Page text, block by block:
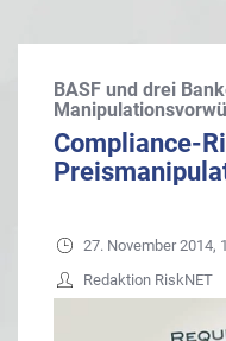
BASF und drei
Compliance-
27. November 2014,
Redaktion RiskNET